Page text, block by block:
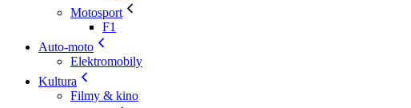
Motosport
F1
Auto-moto
Elektromobily
Kultura
Filmy & kino